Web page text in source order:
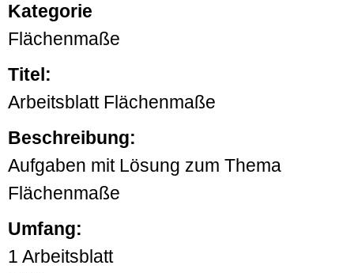
Kategorie
Flächenmaße
Titel:
Arbeitsblatt Flächenmaße
Beschreibung:
Aufgaben mit Lösung zum Thema
Flächenmaße
Umfang:
1 Arbeitsblatt